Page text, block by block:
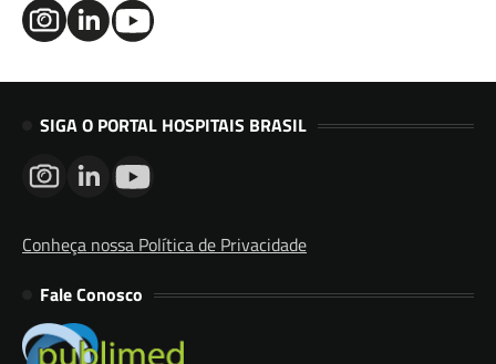
SIGA O PORTAL HOSPITAIS BRASIL
Conheça nossa Política de Privacidade
Fale Conosco